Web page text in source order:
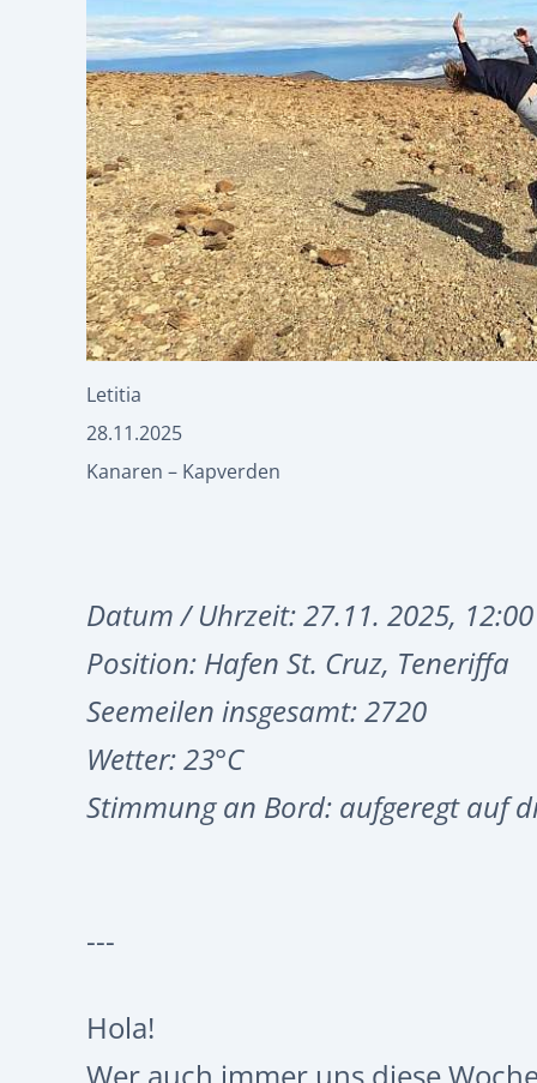
Letitia
28.11.2025
Kanaren – Kapverden
Datum / Uhrzeit: 27.11. 2025,
Position: Hafen St. Cruz, Teneriffa
Seemeilen insgesamt: 2720
Wetter: 23°C
Stimmung an Bord: aufgeregt auf
---
Hola!